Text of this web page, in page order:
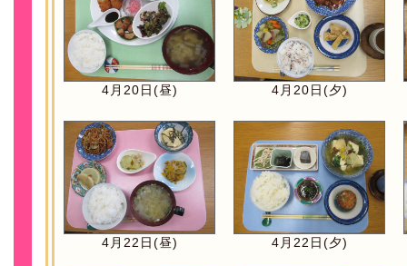
4月20日(昼) 4月20日(夕)
4月22日(昼) 4月22日(夕)